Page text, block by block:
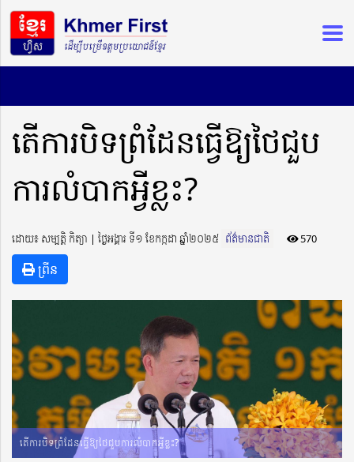
តើការបិទព្រំដែនធ្វើឱ្យថៃជួប
ការលំបាកអ្វីខ្លះ?
ដោយ៖ សម្បត្តិ កិត្យា ​​ | ថ្ងៃអង្គារ ទី១ ខែកក្កដា ឆ្នាំ២០២៥ ព័ត៌មានជាតិ 570
ព្រីន
តើការបិទព្រំដែនធ្វើឱ្យថៃជួបការលំបាកអ្វីខ្លះ?